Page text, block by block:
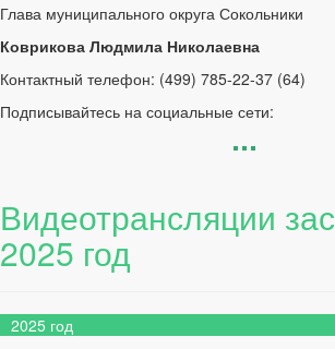
Глава муниципального округа Сокольники
Коврикова Людмила Николаевна
Контактный телефон: (499) 785-22-37 (64)
Подписывайтесь на социальные сети:
Видеотрансляции
2025 год
2025 год